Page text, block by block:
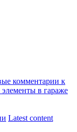
комментарии к
в гараже
Latest content